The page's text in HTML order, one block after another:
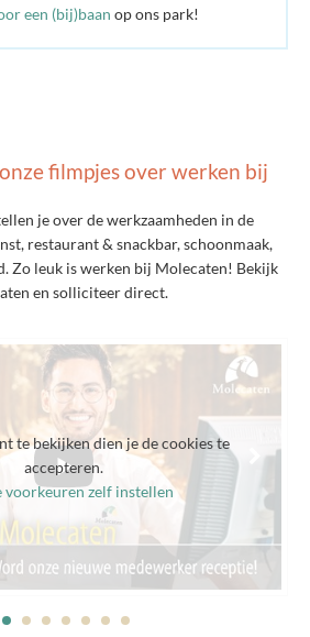
een (bij)baan op ons park!
filmpjes over werken bij
je over de werkzaamheden in de
restaurant & snackbar, schoonmaak,
Zo leuk is werken bij Molecaten! Bekijk
en solliciteer direct.
te bekijken dien je de cookies te
accepteren.
voorkeuren zelf instellen